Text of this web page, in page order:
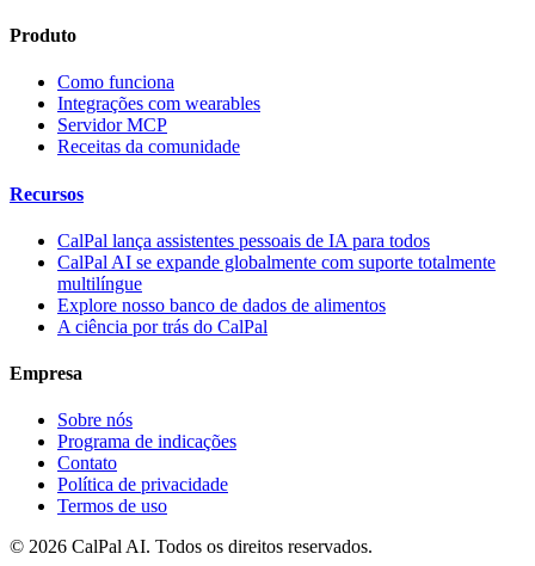
Produto
Como funciona
Integrações com wearables
Servidor MCP
Receitas da comunidade
Recursos
CalPal lança assistentes pessoais de IA para todos
CalPal AI se expande globalmente com suporte totalmente
multilíngue
Explore nosso banco de dados de alimentos
A ciência por trás do CalPal
Empresa
Sobre nós
Programa de indicações
Contato
Política de privacidade
Termos de uso
© 2026 CalPal AI. Todos os direitos reservados.